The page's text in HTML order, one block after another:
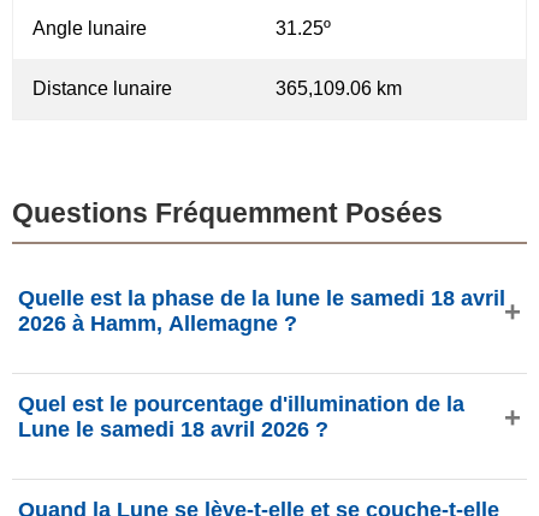
Angle lunaire 31.25º
Distance lunaire 365,109.06 km
Questions Fréquemment Posées
Quelle est la phase de la lune le samedi 18 avril
2026 à Hamm, Allemagne ?
dans la phase Nouvelle Lune avec 2.97% d'illumination,
elle a 1.63 jours et se situe dans la constellation Bélier (♈).
Quel est le pourcentage d'illumination de la
Lune le samedi 18 avril 2026 ?
Quand la Lune se lève-t-elle et se couche-t-elle